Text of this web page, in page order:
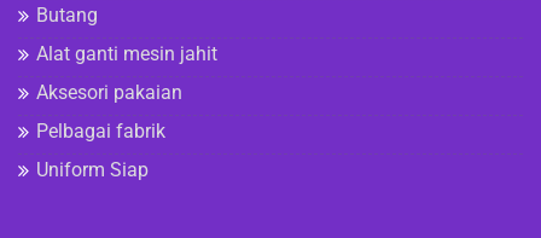
Butang
Alat ganti mesin jahit
Aksesori pakaian
Pelbagai fabrik
Uniform Siap